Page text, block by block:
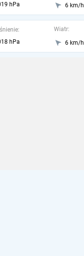
hPa
6 km/h
hPa
Wiatr:
6 km/h